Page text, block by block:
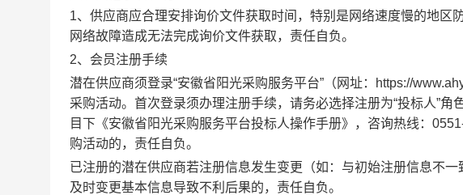
1、供应商应合理安排询价文件获取时间，特别是网络速度慢的地区
网络故障造成无法完成询价文件获取，责任自负。
2、 会员注册手续
潜在供应商须登录“安徽省 阳光采购服务平台”（网址：https://
采购活动。首次登录须办理注册手续，请务必选择注册为“投标人”角
目下《安徽省阳光采购服务平台投标人操作手册》，咨询热线：
购活动的，责任自负。
已注册的潜在供应商若注册信息发生变更（如：与初始注册信息不
及时变更基本信息导致不利后果的，责任自负。